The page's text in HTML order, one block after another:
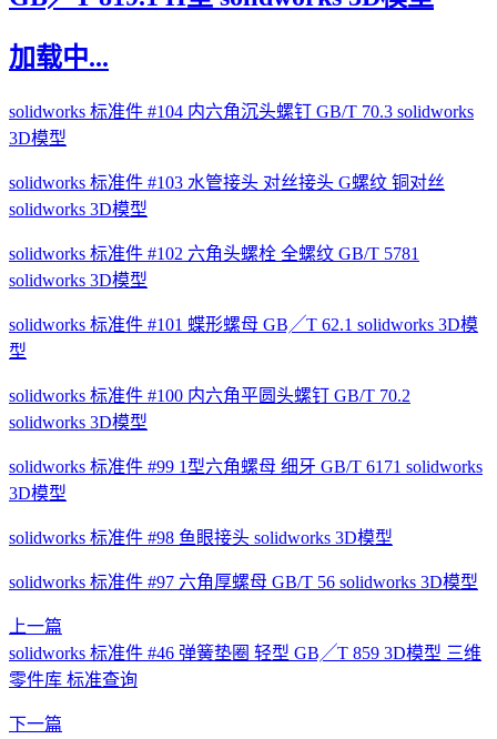
加载中...
solidworks 标准件 #104 内六角沉头螺钉 GB/T 70.3 solidworks
3D模型
solidworks 标准件 #103 水管接头 对丝接头 G螺纹 铜对丝
solidworks 3D模型
solidworks 标准件 #102 六角头螺栓 全螺纹 GB/T 5781
solidworks 3D模型
solidworks 标准件 #101 蝶形螺母 GB╱T 62.1 solidworks 3D模
型
solidworks 标准件 #100 内六角平圆头螺钉 GB/T 70.2
solidworks 3D模型
solidworks 标准件 #99 1型六角螺母 细牙 GB/T 6171 solidworks
3D模型
solidworks 标准件 #98 鱼眼接头 solidworks 3D模型
solidworks 标准件 #97 六角厚螺母 GB/T 56 solidworks 3D模型
上一篇
solidworks 标准件 #46 弹簧垫圈 轻型 GB╱T 859 3D模型 三维
零件库 标准查询
下一篇